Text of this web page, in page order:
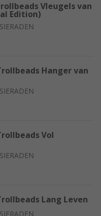
Vleugels van
Edition)
Hanger van
Vol
Lang Leven